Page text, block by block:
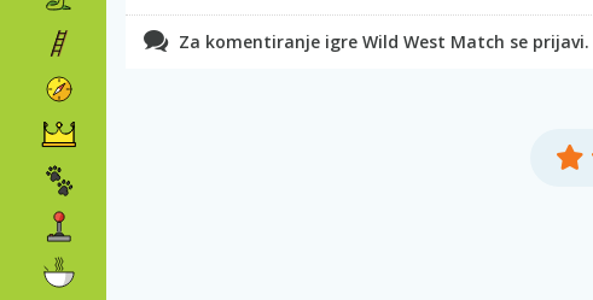
Za komentiranje igre Wild West Match se prijavi.